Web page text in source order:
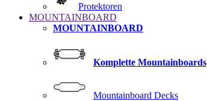
Protektoren
MOUNTAINBOARD
MOUNTAINBOARD
Komplette Mountainboards
Mountainboard Decks